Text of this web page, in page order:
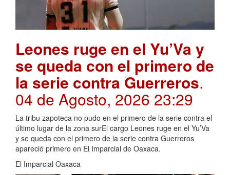
Leones ruge en el Yu’Va y
se queda con el primero de
la serie contra Guerreros.
04 de Agosto, 2026 23:29
La tribu zapoteca no pudo en el primero de la serie contra el
último lugar de la zona surEl cargo Leones ruge en el Yu’Va
y se queda con el primero de la serie contra Guerreros
apareció primero en El Imparcial de Oaxaca.
El Imparcial Oaxaca